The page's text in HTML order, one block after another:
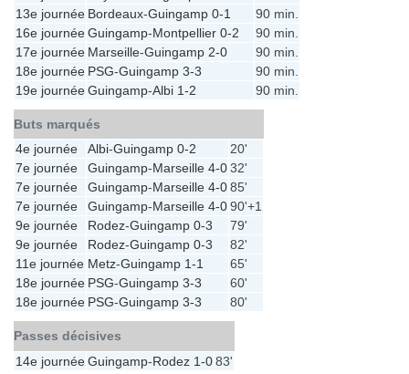
13e journée Bordeaux-Guingamp 0-1
90 min.
16e journéeGuingamp-Montpellier 0-2
90 min.
17e journée Marseille-Guingamp 2-0
90 min.
18e journée PSG-Guingamp 3-3
90 min.
19e journéeGuingamp-Albi 1-2 90 min.
Buts marqués
4e journée
Albi-Guingamp 0-2
20'
7e journée
Guingamp-Marseille 4-032'
7e journée
Guingamp-Marseille 4-085'
7e journée
Guingamp-Marseille 4-090'+1
9e journée
Rodez-Guingamp 0-3
79'
9e journée
Rodez-Guingamp 0-3
82'
11e journée Metz-Guingamp 1-1
65'
18e journée PSG-Guingamp 3-3
60'
18e journée PSG-Guingamp 3-3 80'
Passes décisives
14e journéeGuingamp-Rodez 1-083'